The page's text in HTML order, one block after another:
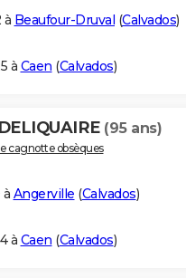
à Beaufour-Druval (Calvados)
à Caen (Calvados)
(95 ans)
cagnotte obsèques
à Angerville (Calvados)
à Caen (Calvados)